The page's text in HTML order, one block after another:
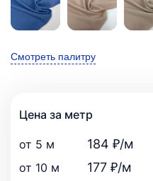
Смотреть палитру
Цена за метр
от 5 м 184 ₽/м
от 10 м 177 ₽/м